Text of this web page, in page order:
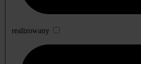
realizowany